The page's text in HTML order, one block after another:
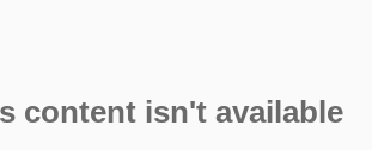
content isn't available